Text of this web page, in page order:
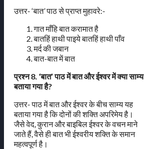
उत्तर- ‘बात’ पाठ से प्राप्त मुहावरे:-
गात माँहि बात करामात है
बातहिं हाथी पाइये बातहिं हाथी पाँव
मर्द की जबान
बात-बात में बात
प्रश्न 8. ‘बात’ पाठ में बात और ईश्वर में क्या साम्य
बताया गया है?
उत्तर- पाठ में बात और ईश्वर के बीच साम्य यह
बताया गया है कि दोनों की शक्ति अपरिमेय है।
जैसे वेद, कुरान और बाइबिल ईश्वर के वचन माने
जाते हैं, वैसे ही बात भी ईश्वरीय शक्ति के समान
महत्वपूर्ण है।